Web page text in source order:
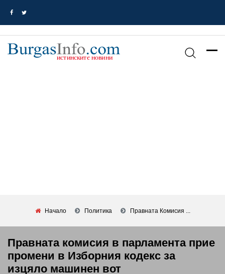
Начало Политика Правната Комисия ...
Правната комисия в парламента прие
промени в Изборния кодекс за
изцяло машинен вот